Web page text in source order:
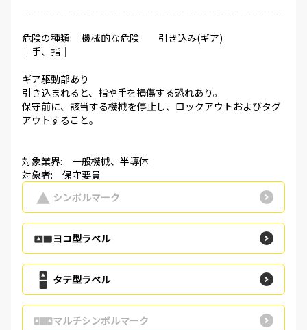
危険の種類: 機械的な危険 引き込み(ギア)
│手、指│
ギア駆動部あり
引き込まれると、指や手を損傷する恐れあり。
保守前に、該当する機械を停止し、ロックアウトおよびタグ
アウトすること。
対象業界: 一般機械、半導体
対象者: 保守要員
シンボルマーク
ヨコ型ラベル
タテ型ラベル
マルチシンボルマーク